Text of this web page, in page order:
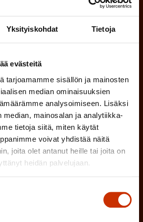
Yksityiskohdat Tietoja
evästeitä
tarjoamamme sisällön ja mainosten
median ominaisuuksien
analysoimiseen. Lisäksi
median, mainosalan ja analytiikka-
tietoja siitä, miten käytät
voivat yhdistää näitä
joita olet antanut heille tai joita on
heidän palvelujaan.
(
P
a
k
o
l
kuvaavat sinua